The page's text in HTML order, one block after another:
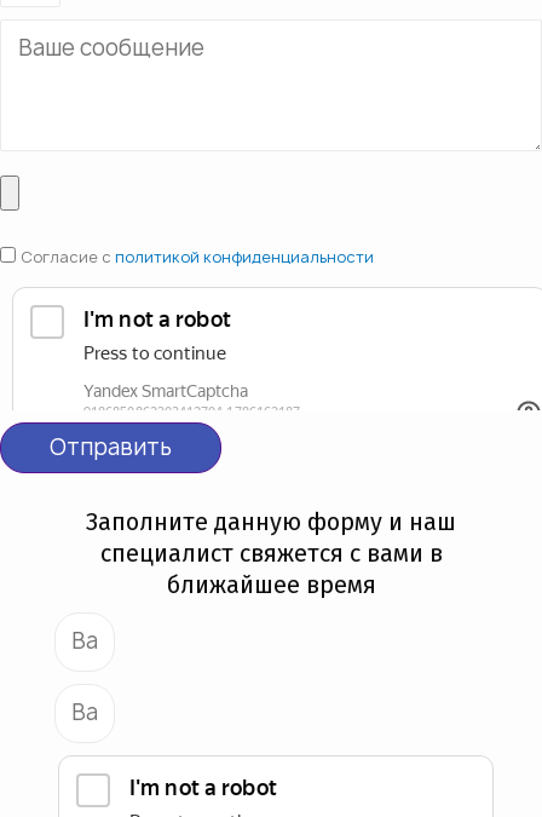
Согласие с политикой конфиденциальности
Отправить
Заполните данную форму и наш
специалист свяжется с вами в
ближайшее время